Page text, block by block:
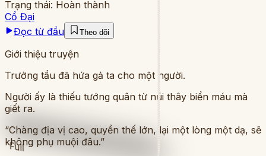
Full
Trạng thái: Hoàn thành
Cổ Đại
Đọc từ đầu
Theo dõi
Giới thiệu truyện
Trưởng tẩu đã hứa gả ta cho một người.
Người ấy là thiếu tướng quân từ núi thây biển máu mà
giết ra.
“Chàng địa vị cao, quyền thế lớn, lại một lòng một dạ, sẽ
không phụ muội đâu.”